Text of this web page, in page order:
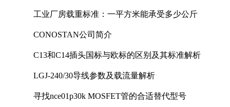
工业厂房载重标准：一平方米能承受多少公斤
CONOSTAN公司简介
C13和C14插头国标与欧标的区别及其标准解析
LGJ-240/30导线参数及载流量解析
寻找nce01p30k MOSFET管的合适替代型号